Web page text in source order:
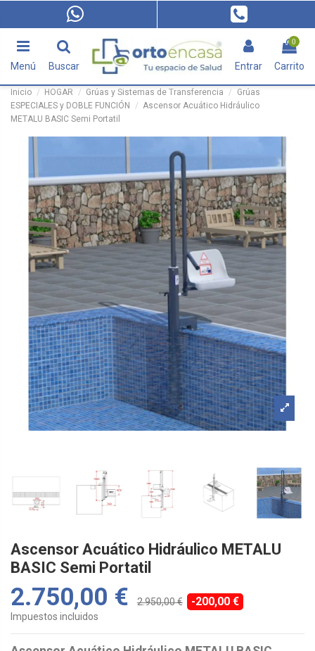
Menú Buscar Entrar
0
Carrito
Inicio HOGAR Grúas y Sistemas de Transferencia
Grúas
ESPECIALES y DOBLE FUNCIÓN
Ascensor Acuático Hidráulico
METALU BASIC Semi Portatil
Ascensor Acuático Hidráulico METALU
BASIC Semi Portatil
2.750,00 € 2.950,00 € -200,00 €
Impuestos incluidos